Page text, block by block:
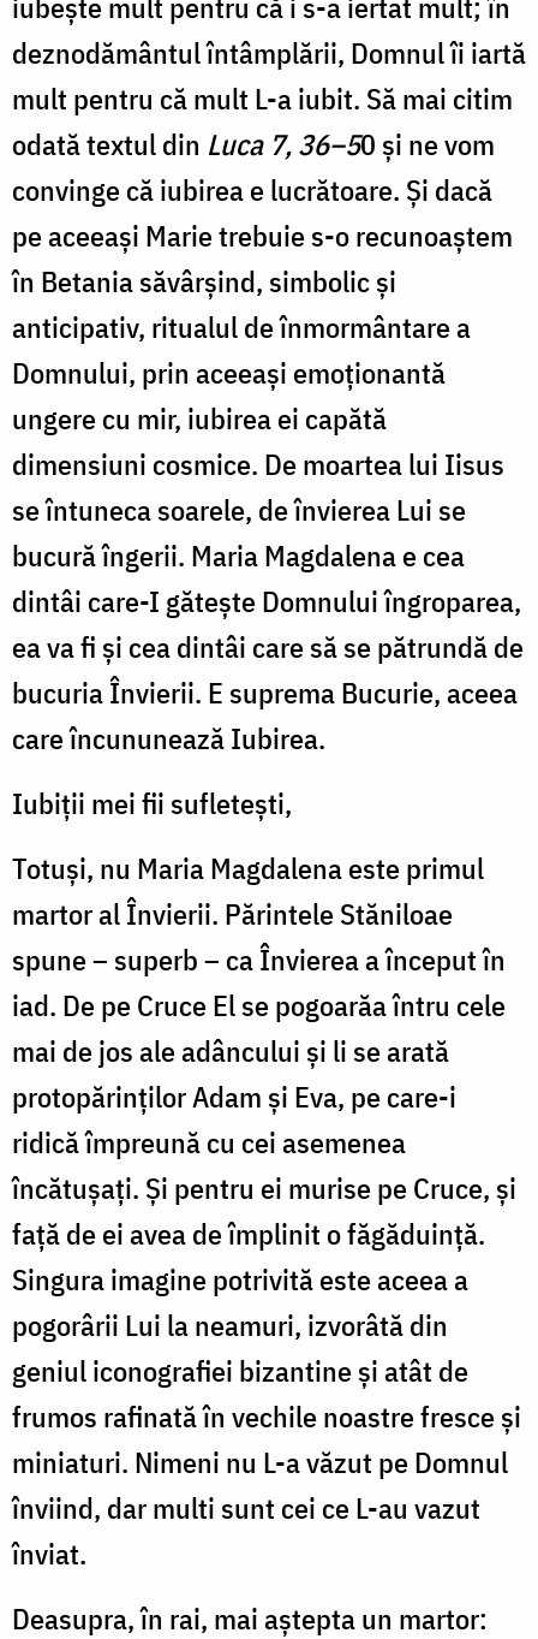
deznodământul întâmplării, Domnul îi iartă
mult pentru că mult L-a iubit. Să mai citim
odată textul din Luca 7, 36–50 și ne vom
convinge că iubirea e lucrătoare. Și dacă
pe aceeași Marie trebuie s-o recunoaștem
în Betania săvârșind, simbolic și
anticipativ, ritualul de înmormântare a
Domnului, prin aceeași emoționantă
ungere cu mir, iubirea ei capătă
dimensiuni cosmice. De moartea lui Iisus
se întuneca soarele, de învierea Lui se
bucură îngerii. Maria Magdalena e cea
dintâi care-I gătește Domnului îngroparea,
ea va fi și cea dintâi care să se pătrundă de
bucuria Învierii. E suprema Bucurie, aceea
care încununează Iubirea.
Iubiții mei fii sufletești,
Totuși, nu Maria Magdalena este primul
martor al Învierii. Părintele Stăniloae
spune – superb – ca Învierea a început în
iad. De pe Cruce El se pogoarăa întru cele
mai de jos ale adâncului și li se arată
protopărinților Adam și Eva, pe care-i
ridică împreună cu cei asemenea
încătușați. Și pentru ei murise pe Cruce, și
față de ei avea de împlinit o făgăduință.
Singura imagine potrivită este aceea a
pogorârii Lui la neamuri, izvorâtă din
geniul iconografiei bizantine și atât de
frumos rafinată în vechile noastre fresce și
miniaturi. Nimeni nu L-a văzut pe Domnul
înviind, dar multi sunt cei ce L-au vazut
înviat.
Deasupra, în rai, mai aștepta un martor: